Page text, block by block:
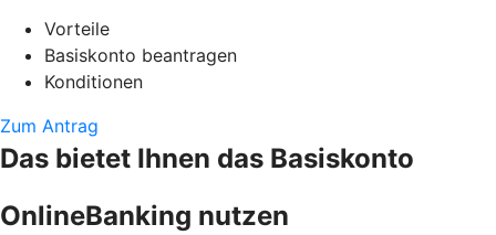
Vorteile
Basiskonto beantragen
Konditionen
Zum Antrag
Das bietet Ihnen das Basiskonto
OnlineBanking nutzen